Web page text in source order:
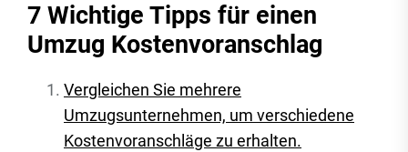
7 Wichtige Tipps für einen
Umzug Kostenvoranschlag
Vergleichen Sie mehrere
Umzugsunternehmen, um verschiedene
Kostenvoranschläge zu erhalten.